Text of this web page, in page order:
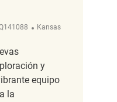
Ubicación
Kansas
y
equipo
la